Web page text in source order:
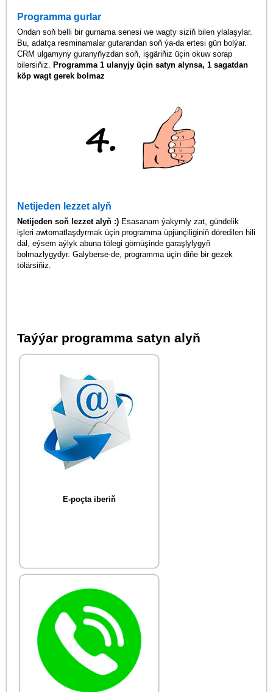
Programma gurlar
Ondan soň belli bir gurnama senesi we wagty siziň bilen ylalaşylar.
Bu, adatça resminamalar gutarandan soň ýa-da ertesi gün bolýar.
CRM ulgamyny guranyňyzdan soň, işgäriňiz üçin okuw sorap
bilersiňiz. Programma 1 ulanyjy üçin satyn alynsa, 1 sagatdan
köp wagt gerek bolmaz
Netijeden lezzet alyň
Netijeden soň lezzet alyň :) Esasanam ýakymly zat, gündelik
işleri awtomatlaşdyrmak üçin programma üpjünçiliginiň döredilen hili
däl, eýsem aýlyk abuna tölegi görnüşinde garaşlylygyň
bolmazlygydyr. Galyberse-de, programma üçin diňe bir gezek
tölärsiňiz.
Taýýar programma satyn alyň
E-poçta iberiň